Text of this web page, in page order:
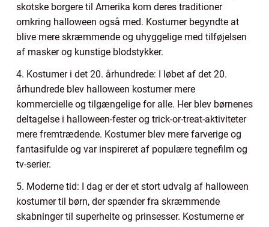
skotske borgere til Amerika kom deres traditioner
omkring halloween også med. Kostumer begyndte at
blive mere skræmmende og uhyggelige med tilføjelsen
af masker og kunstige blodstykker.
4. Kostumer i det 20. århundrede: I løbet af det 20.
århundrede blev halloween kostumer mere
kommercielle og tilgængelige for alle. Her blev børnenes
deltagelse i halloween-fester og trick-or-treat-aktiviteter
mere fremtrædende. Kostumer blev mere farverige og
fantasifulde og var inspireret af populære tegnefilm og
tv-serier.
5. Moderne tid: I dag er der et stort udvalg af halloween
kostumer til børn, der spænder fra skræmmende
skabninger til superhelte og prinsesser. Kostumerne er